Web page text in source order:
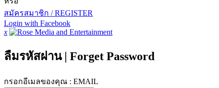
สมัครสมาชิก / REGISTER
Login with Facebook
x
ลืมรหัสผ่าน | Forget Password
กรอกอีเมลของคุณ : EMAIL